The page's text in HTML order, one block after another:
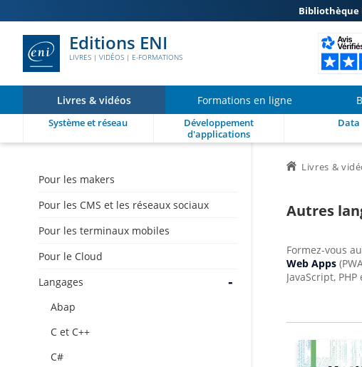
Bibliothèque
Editions ENI
LIVRES | VIDÉOS | E-FORMATIONS
Livres & vidéos Formations en ligne
Système et réseau
Développement
d'applications
Data
Pour les makers
Pour les CMS et les réseaux sociaux
Pour les terminaux mobiles
Pour le Cloud
Langages
Abap
C et C++
C#
Livres &
Autres
Formez-vous
Web Apps
JavaScript,